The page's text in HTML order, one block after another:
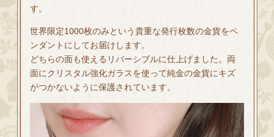
す。
世界限定1000枚のみという貴重な発行枚数の金貨をペ
ンダントにしてお届けします。
どちらの面も使えるリバーシブルに仕上げました。両
面にクリスタル強化ガラスを使って純金の金貨にキズ
がつかないように保護されています。